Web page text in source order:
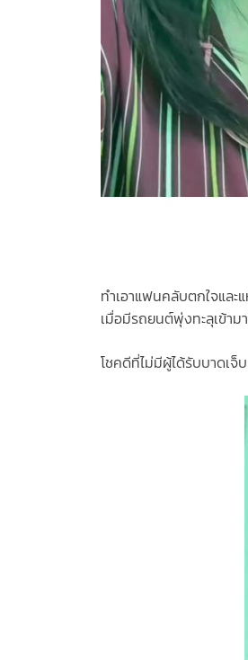
ทำเอาแฟนคลับตกใจและ
เมื่อมีรถยนต์พุ่งทะลุเข้า
โชคดีที่ไม่มีผู้ได้รับบาดเ